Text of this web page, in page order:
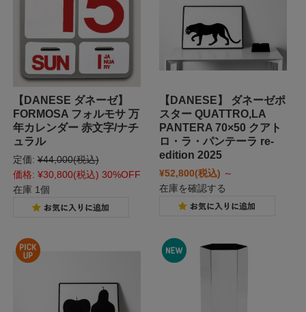
【DANESE ダネーゼ】
FORMOSA フォルモサ 万
年カレンダー 赤文字/ナチ
ュラル
定価: ¥44,000(税込)
価格: ¥30,800(税込) 30%OFF
在庫 1個
【DANESE】 ダネーゼポ
スター QUATTRO,LA
PANTERA 70×50 クアト
ロ・ラ・パンテーラ re-
edition 2025
¥52,800(税込) ～
在庫を確認する